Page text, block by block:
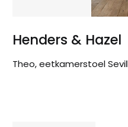
Henders & Hazel
Theo, eetkamerstoel